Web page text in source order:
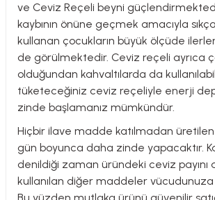
ve Ceviz Reçeli beyni
kaybının önüne geçmek amacıyla
kullanan çocukların büyük ölçüde
de görülmektedir. Ceviz reçeli ayrıca
olduğundan kahvaltılarda da
tüketeceğiniz ceviz reçeliyle enerji
zinde başlamanız mümkündür.
Hiçbir ilave madde katılmadan
gün boyunca daha zinde yapacaktır.
denildiği zaman üründeki ceviz payını
kullanılan diğer maddeler